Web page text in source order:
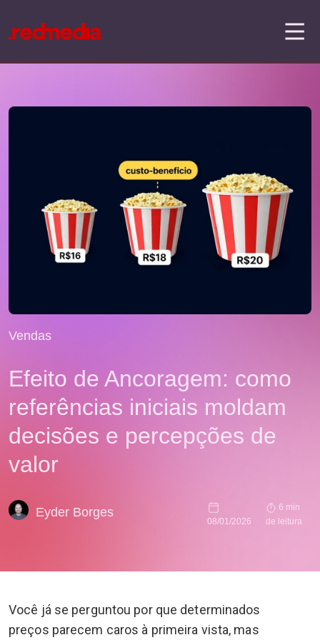
Vendas
Efeito de Ancoragem: como
referências iniciais moldam
decisões e percepções de
valor
Eyder Borges
08/01/2026
6 min
de leitura
Você já se perguntou por que determinados
preços parecem caros à primeira vista, mas